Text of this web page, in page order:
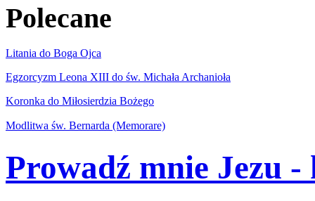
Polecane
Litania do Boga Ojca
Egzorcyzm Leona XIII do św. Michała Archanioła
Koronka do Miłosierdzia Bożego
Modlitwa św. Bernarda (Memorare)
Prowadź mnie Jezu